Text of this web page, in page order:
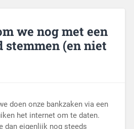
we nog met een
stemmen (en niet
doen onze bankzaken via een
het internet om te daten.
dan eigenlijk nog steeds